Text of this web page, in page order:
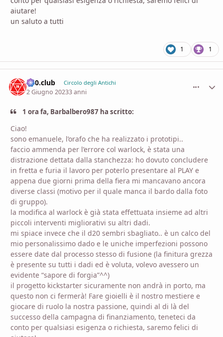
aiutare!
un saluto a tutti
1 1
d20.club Circolo degli Antichi
2 Giugno 20233 anni
1 ora fa, Barbalbero987 ha scritto:
Ciao!
sono emanuele, l’orafo che ha realizzato i prototipi..
faccio ammenda per l’errore col warlock, è stata una
distrazione dettata dalla stanchezza: ho dovuto concludere
in fretta e furia il lavoro per poterlo presentare al PLAY e
appena due giorni prima della fiera mi mancavano ancora
diverse classi (motivo per il quale manca il bardo dalla foto
di gruppo).
la modifica al warlock è già stata effettuata insieme ad altri
piccoli interventi migliorativi su altri dadi.
mi spiace invece che il d20 sembri sbagliato.. è un calco del
mio personalissimo dado e le uniche imperfezioni possono
essere date dal processo stesso di fusione (la finitura grezza
è presente su tutti i dadi ed è voluta, volevo avessero un
evidente “sapore di forgia”^^)
il progetto kickstarter sicuramente non andrà in porto, ma
questo non ci fermerà! Fare gioielli è il nostro mestiere e
giocare di ruolo la nostra passione, quindi al di là del
successo della campagna di finanziamento, teneteci da
conto per qualsiasi esigenza o richiesta, saremo felici di